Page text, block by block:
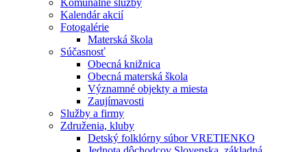
Komunálne služby
Kalendár akcií
Fotogalérie
Materská škola
Súčasnosť
Obecná knižnica
Obecná materská škola
Významné objekty a miesta
Zaujímavosti
Služby a firmy
Združenia, kluby
Detský folklórny súbor VRETIENKO